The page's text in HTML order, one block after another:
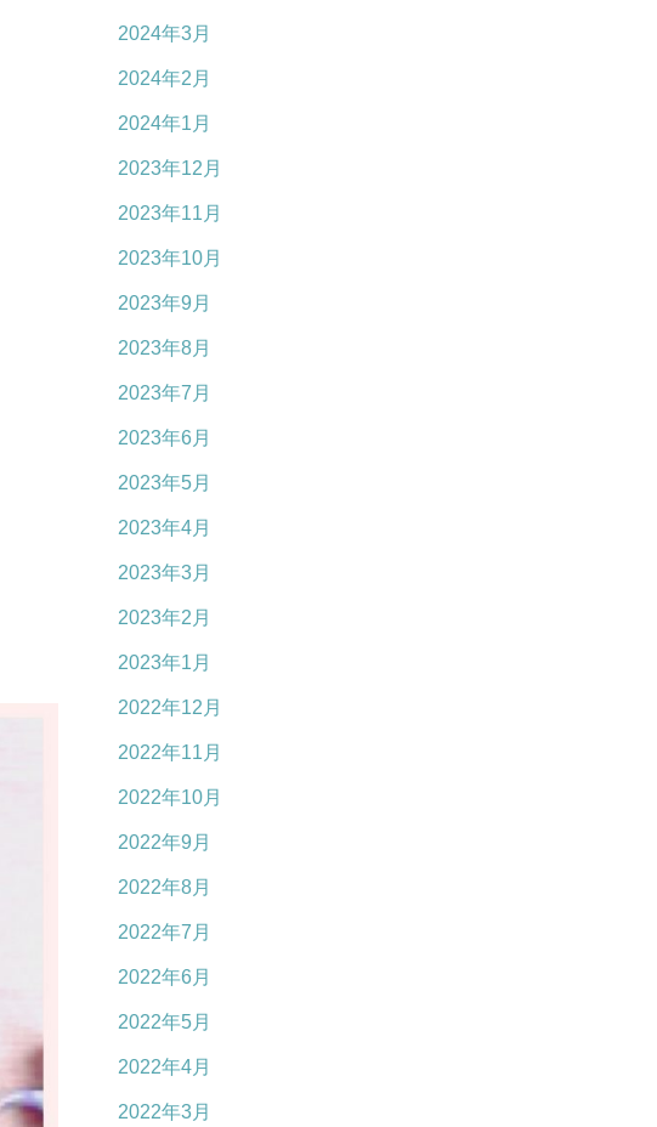
2024年3月
2024年2月
2024年1月
2023年12月
2023年11月
2023年10月
2023年9月
2023年8月
2023年7月
2023年6月
2023年5月
2023年4月
2023年3月
2023年2月
2023年1月
2022年12月
2022年11月
2022年10月
2022年9月
2022年8月
2022年7月
2022年6月
2022年5月
2022年4月
2022年3月